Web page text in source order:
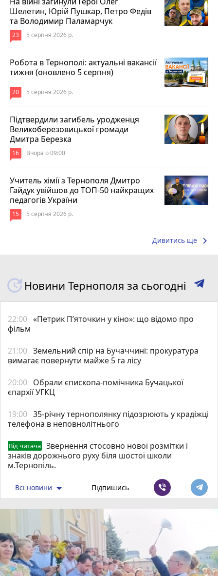
Шелетин, Юрій Пушкар, Петро Федів
та Володимир Паламарчук
23 5 серпня 2026 р.
Робота в Тернополі: актуальні вакансії
тижня (оновлено 5 серпня)
20 5 серпня 2026 р.
Підтвердили загибель уродженця
Великоберезовицької громади
Дмитра Березка
16 Вчора о 09:00
Учитель хімії з Тернополя Дмитро
Гайдук увійшов до ТОП-50 найкращих
педагогів України
15 5 серпня 2026 р.
Дивитись ще keyboard_arrow_right
Новини Тернополя за сьогодні
22:00 «Петрик П’яточкин у кіно»: що відомо про
фільм
21:00 Земельний спір на Бучаччині: прокуратура
вимагає повернути майже 5 га лісу
20:00 Обрали єпископа-помічника Бучацької
єпархії УГКЦ
19:00 35-річну тернополянку підозрюють у крадіжці
телефона в неповнолітнього
Від читача
Звернення стосовно нової розмітки і
знаків дорожнього руху біля шостої школи
м.Тернопіль.
Всі новини Підпишись